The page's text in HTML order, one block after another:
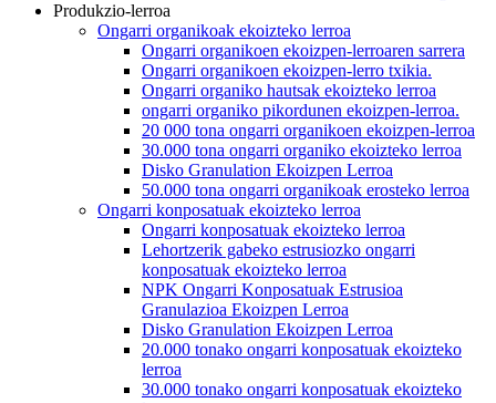
Produkzio-lerroa
Ongarri organikoak ekoizteko lerroa
Ongarri organikoen ekoizpen-lerroaren sarrera
Ongarri organikoen ekoizpen-lerro txikia.
Ongarri organiko hautsak ekoizteko lerroa
ongarri organiko pikordunen ekoizpen-lerroa.
20 000 tona ongarri organikoen ekoizpen-lerroa
30.000 tona ongarri organiko ekoizteko lerroa
Disko Granulation Ekoizpen Lerroa
50.000 tona ongarri organikoak erosteko lerroa
Ongarri konposatuak ekoizteko lerroa
Ongarri konposatuak ekoizteko lerroa
Lehortzerik gabeko estrusiozko ongarri
konposatuak ekoizteko lerroa
NPK Ongarri Konposatuak Estrusioa
Granulazioa Ekoizpen Lerroa
Disko Granulation Ekoizpen Lerroa
20.000 tonako ongarri konposatuak ekoizteko
lerroa
30.000 tonako ongarri konposatuak ekoizteko